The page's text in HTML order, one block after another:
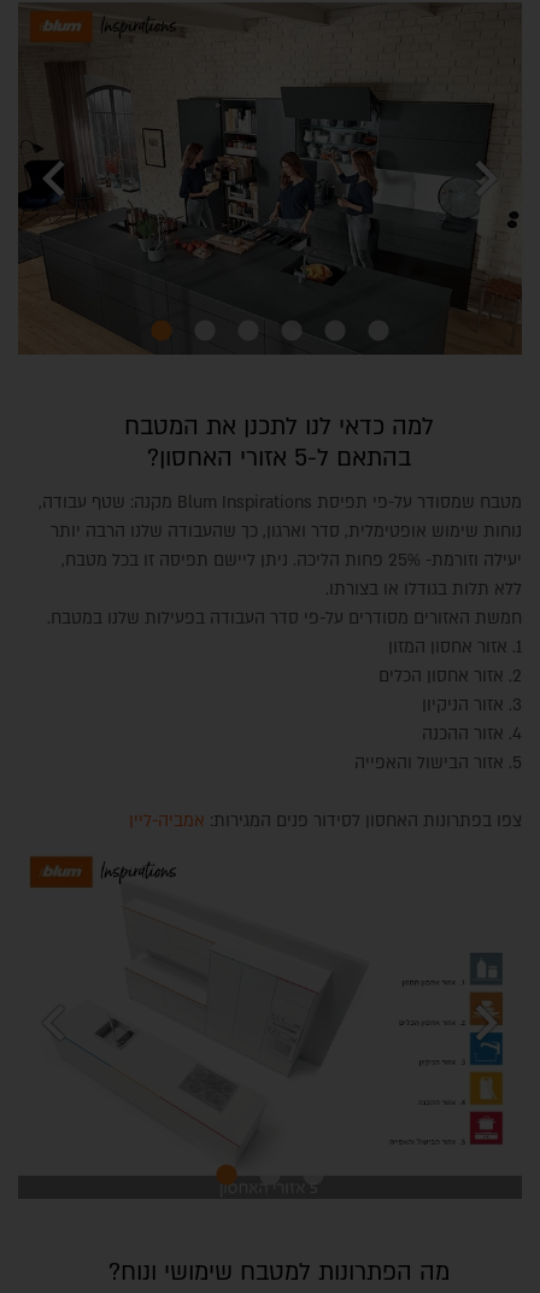
chevron_left chevron_right
למה כדאי לנו לתכנן את המטבח
בהתאם ל-5 אזורי האחסון?
מטבח שמסודר על-פי תפיסת Blum Inspirations מקנה: שטף עבודה,
נוחות שימוש אופטימלית, סדר וארגון, כך שהעבודה שלנו הרבה יותר
יעילה וזורמת- 25% פחות הליכה. ניתן ליישם תפיסה זו בכל מטבח,
ללא תלות בגודלו או בצורתו.
חמשת האזורים מסודרים על-פי סדר העבודה בפעילות שלנו במטבח.
1. אזור אחסון המזון
2. אזור אחסון הכלים
3. אזור הניקיון
4. אזור ההכנה
5. אזור הבישול והאפייה
צפו בפתרונות האחסון לסידור פנים המגירות: אמביה-ליין
chevron_left chevron_right
מה הפתרונות למטבח שימושי ונוח?